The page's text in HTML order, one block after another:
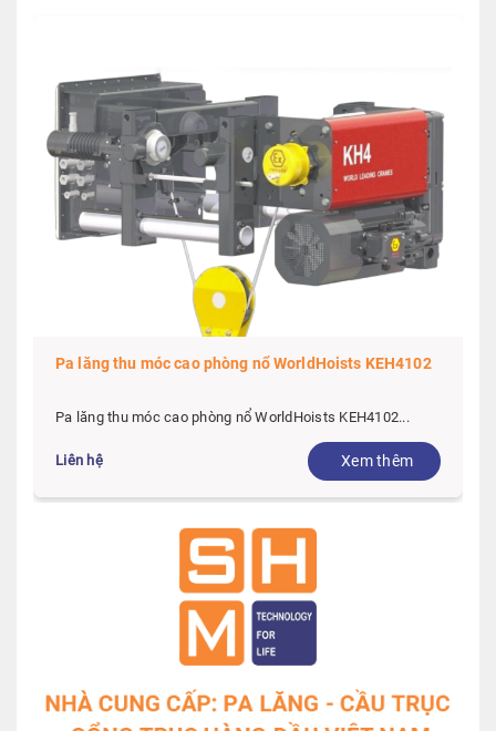
Pa lăng thu móc cao phòng nổ WorldHoists KEH4102
Pa lăng thu móc cao phòng nổ WorldHoists KEH4102...
Liên hệ Xem thêm